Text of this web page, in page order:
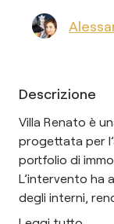
Descrizione
Villa Renato è
progettata per
portfolio di
L’intervento ha
degli interni,